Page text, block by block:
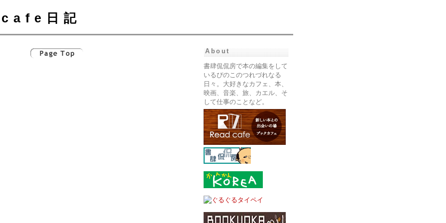
cafe日記
About
書肆侃侃房で本の編集をして
いるぴのこのつれづれなる
日々。大好きなカフェ、本、
映画、音楽、旅、カエル、そ
して仕事のことなど。